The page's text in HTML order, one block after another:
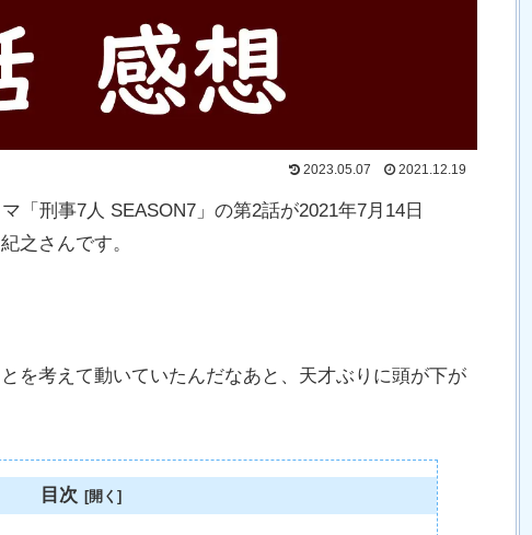
2023.05.07 2021.12.19
「刑事7人 SEASON7」の第2話が2021年7月14日
之さんです。
を考えて動いていたんだなあと、天才ぶりに頭が下が
目次